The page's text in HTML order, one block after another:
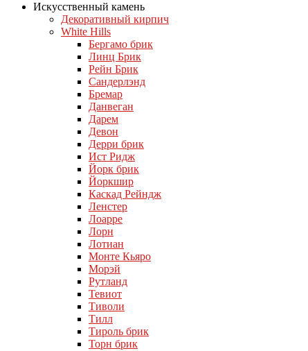
Искусственный камень
Декоративный кирпич
White Hills
Бергамо брик
Линц Брик
Рейн Брик
Сандерлэнд
Бремар
Данвеган
Дарем
Девон
Дерри брик
Ист Ридж
Йорк брик
Йоркшир
Каскад Рейндж
Ленстер
Лоарре
Лорн
Лотиан
Монте Кьяро
Морэй
Рутланд
Тевиот
Тиволи
Тилл
Тироль брик
Торн брик